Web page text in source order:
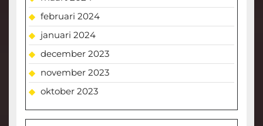
februari 2024
januari 2024
december 2023
november 2023
oktober 2023